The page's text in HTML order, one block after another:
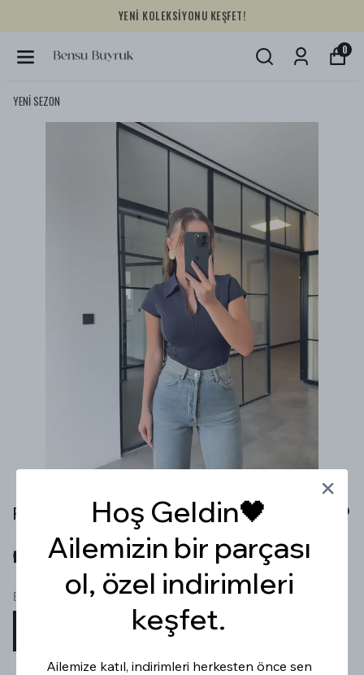
YENİ KOLEKSİYONU KEŞFET!
0
YENİ SEZON
POLO YAKA FERMUARLI LACİVERT T-SHİRT
₺ 449.99
Beden
Hoş Geldin🖤
Ailemizin bir parçası
ol, özel indirimleri
keşfet.
Ailemize katıl, indirimleri herkesten önce sen